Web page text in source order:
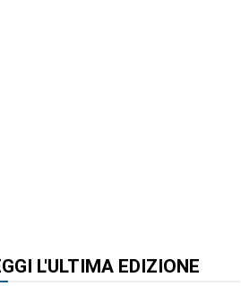
L'ULTIMA EDIZIONE